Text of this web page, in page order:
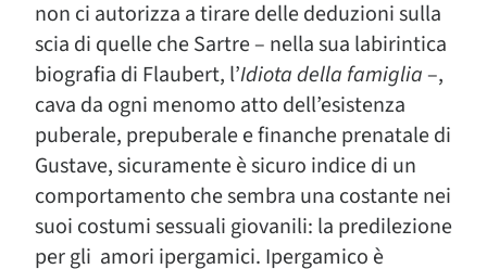
non ci autorizza a tirare delle deduzioni sulla
scia di quelle che Sartre – nella sua labirintica
biografia di Flaubert, l’Idiota della famiglia –,
cava da ogni menomo atto dell’esistenza
puberale, prepuberale e finanche prenatale di
Gustave, sicuramente è sicuro indice di un
comportamento che sembra una costante nei
suoi costumi sessuali giovanili: la predilezione
per gli amori ipergamici. Ipergamico è